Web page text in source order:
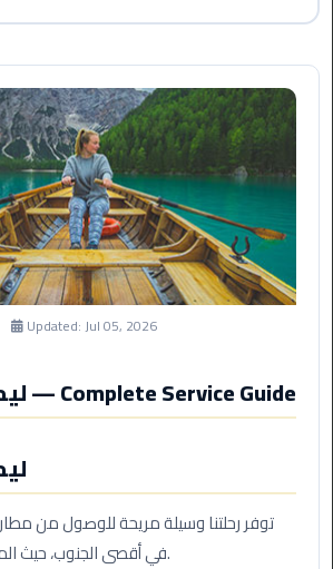
Limousine
Saint
Catherine
Transfer
Mountain
Sharm
El
shuttle
airport
Updated:Jul 05, 2026
ليموزين أسوان — Complete Service Guide
توفر رحلتنا وسيلة مريحة للوصول من
في أقصى الجنوب، حيث المعابد والنيل الهادئ.